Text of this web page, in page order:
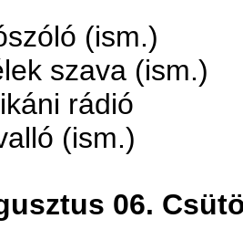
(ism.)
szava (ism.)
rádió
(ism.)
06.